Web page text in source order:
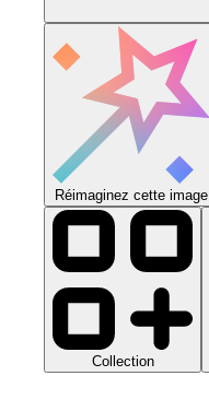
Réimaginez cette image
Collection